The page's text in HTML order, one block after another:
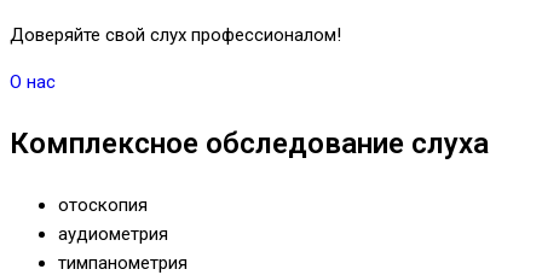
Доверяйте свой слух профессионалом!
О нас
Комплексное обследование слуха
отоскопия
аудиометрия
тимпанометрия